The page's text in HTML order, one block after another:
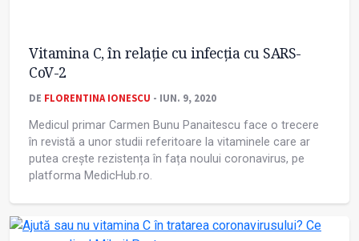
Vitamina C, în relație cu infecția cu SARS-
CoV-2
DE FLORENTINA IONESCU - IUN. 9, 2020
Medicul primar Carmen Bunu Panaitescu face o trecere
în revistă a unor studii referitoare la vitaminele care ar
putea crește rezistența în fața noului coronavirus, pe
platforma MedicHub.ro.